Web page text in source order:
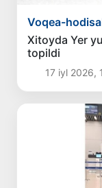
Voqea-
Xitoyda Yer
topildi
17 iyl 2026,